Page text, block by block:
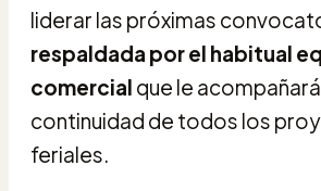
liderar las próximas
respaldada por el habitual
comercial que le
continuidad de todos los
feriales.